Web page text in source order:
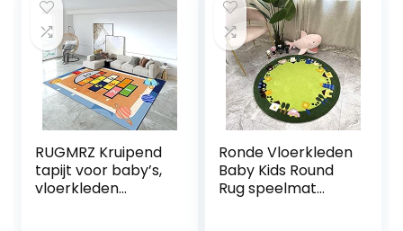
RUGMRZ Kruipend
tapijt voor baby’s,
vloerkleden
Ronde Vloerkleden
Baby Kids Round
Rug speelmat